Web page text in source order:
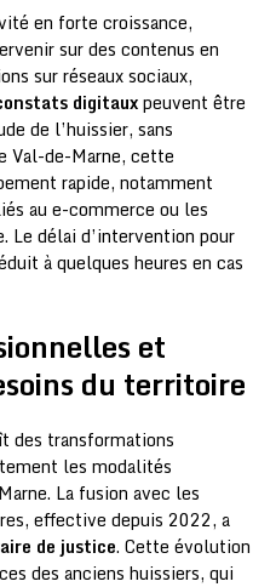
en forte croissance,
sur des contenus en
sur réseaux sociaux,
digitauxpeuvent être
de l’huissier, sans
Val-de-Marne, cette
rapide, notamment
au e-commerce ou les
Le délai d’intervention pour
à quelques heures en cas
et
du territoire
des transformations
les modalités
La fusion avec les
effective depuis 2022, a
de justice. Cette évolution
des anciens huissiers, qui